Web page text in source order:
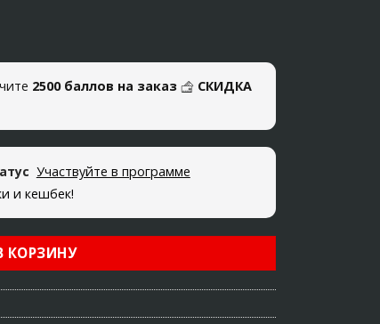
2500 баллов на заказ
СКИДКА
Участвуйте в программе
и кешбек!
КОРЗИНУ